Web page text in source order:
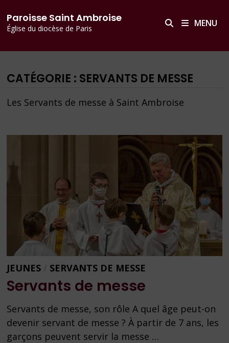
principal
au
contenu
Paroisse Saint Ambroise
Église du diocèse de Paris MENU
CATÉGORIE : SERVANTS DE MESSE
Les Servants de messe à Saint Ambroise
JEUNES SERVANTS DE MESSE
Servants de messe
Servants de messe, son rôle A quel âge peut-on
devenir servant de messe ? À partir de 7 ans, les
garçons peuvent servir la messe …